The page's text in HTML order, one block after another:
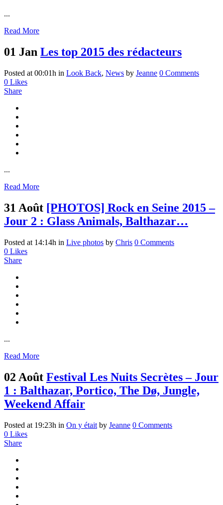
...
Read More
01 Jan Les top 2015 des rédacteurs
Posted at 00:01h in Look Back, News by Jeanne 0 Comments
0 Likes
Share
...
Read More
31 Août [PHOTOS] Rock en Seine 2015 –
Jour 2 : Glass Animals, Balthazar…
Posted at 14:14h in Live photos by Chris 0 Comments
0 Likes
Share
...
Read More
02 Août Festival Les Nuits Secrètes – Jour
1 : Balthazar, Portico, The Dø, Jungle,
Weekend Affair
Posted at 19:23h in On y était by Jeanne 0 Comments
0 Likes
Share